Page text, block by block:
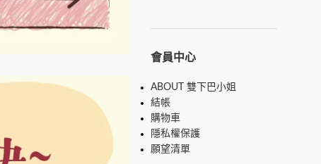
會員中心
ABOUT 雙下巴小姐
結帳
購物車
隱私權保護
願望清單